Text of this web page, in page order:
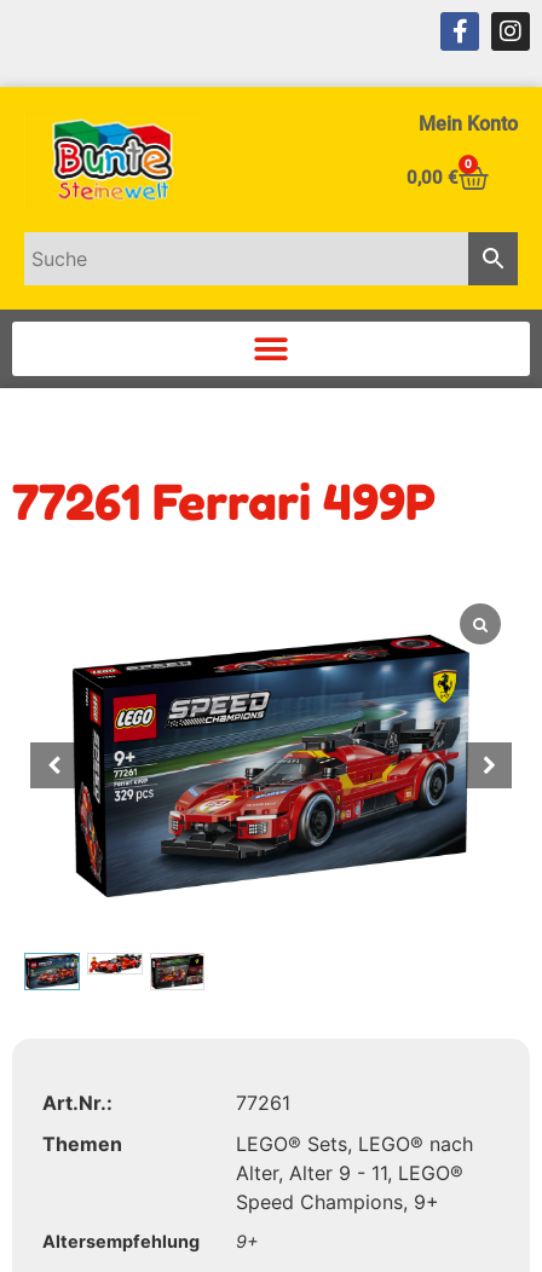
Mein Konto
0,00 €
0
77261 Ferrari 499P
Art.Nr.:
77261
Themen
LEGO® Sets, LEGO® nach
Alter, Alter 9 - 11, LEGO®
Speed Champions, 9+
Altersempfehlung
9+